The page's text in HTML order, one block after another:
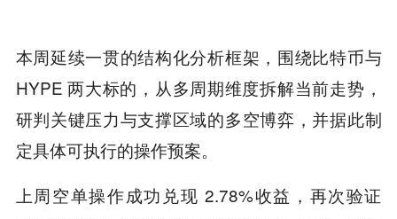
本周延续一贯的结构化分析框架，围绕比特币与
HYPE 两大标的，从多周期维度拆解当前走势，
研判关键压力与支撑区域的多空博弈，并据此制
定具体可执行的操作预案。
上周空单操作成功兑现 2.78%收益，再次验证